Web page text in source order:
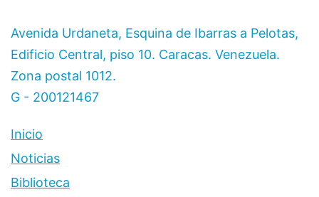
Avenida Urdaneta, Esquina de Ibarras a Pelotas,
Edificio Central, piso 10. Caracas. Venezuela.
Zona postal 1012.
G - 200121467
Inicio
Noticias
Biblioteca